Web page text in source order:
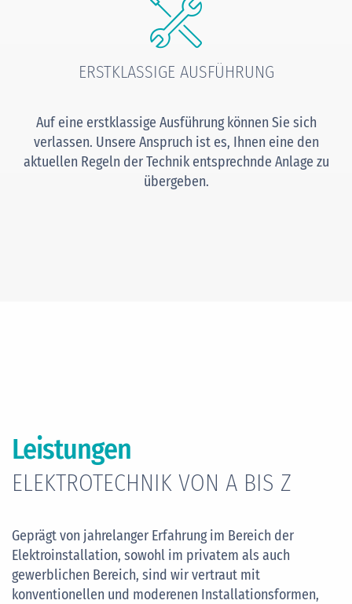
ERSTKLASSIGE AUSFÜHRUNG
Auf eine erstklassige Ausführung können Sie sich
verlassen. Unsere Anspruch ist es, Ihnen eine den
aktuellen Regeln der Technik entsprechnde Anlage zu
übergeben.
Leistungen
ELEKTROTECHNIK VON A BIS Z
Geprägt von jahrelanger Erfahrung im Bereich der
Elektroinstallation, sowohl im privatem als auch
gewerblichen Bereich, sind wir vertraut mit
konventionellen und moderenen Installationsformen,